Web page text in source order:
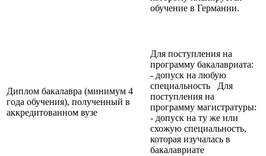
обучение в Германии.
Диплом бакалавра (минимум 4
года обучения), полученный в
аккредитованном вузе
Для поступления на
программу бакалавриата:
- допуск на любую
специальность Для
поступления на
программу магистратуры:
- допуск на ту же или
схожую специальность,
которая изучалась в
бакалавриате